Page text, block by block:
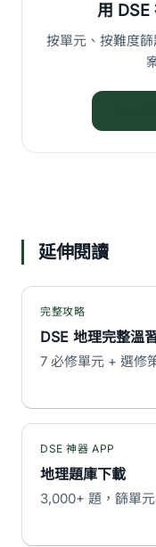
用 DSE
按單元、按難度
延伸閱讀
完整攻略
DSE 地理完整溫
7 必修單元 + 選修
DSE 神器 APP
地理題庫下載
3,000+ 題，篩單